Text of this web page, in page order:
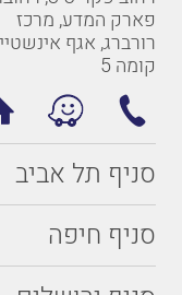
רחוב פקריס 3, רחובות
פארק המדע, מרכז
רורברג, אגף
קומה 5
סניף תל אביב
סניף חיפה